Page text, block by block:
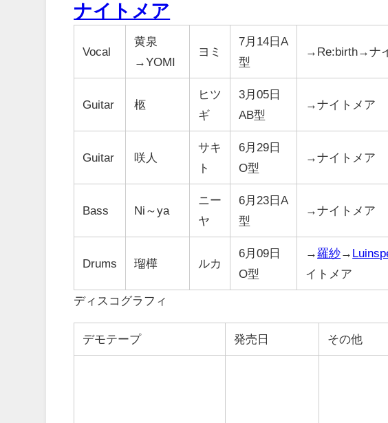
ナイトメア
Vocal
黄泉
→YOMI
ヨミ
7月14日A
型
→Re:birth→ナ
Guitar 柩
ヒツ
ギ
3月05日
AB型
→ナイトメア
Guitar 咲人
サキ
ト
6月29日
O型
→ナイトメア
Bass Ni～ya
ニー
ヤ
6月23日A
型
→ナイトメア
Drums 瑠樺 ルカ
6月09日
O型
→羅紗→
イトメア
ディスコグラフィ
デモテープ 発売日 その他